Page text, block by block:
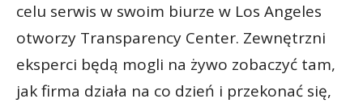
celu serwis w swoim biurze w Los Angeles
otworzy Transparency Center. Zewnętrzni
eksperci będą mogli na żywo zobaczyć tam,
jak firma działa na co dzień i przekonać się,